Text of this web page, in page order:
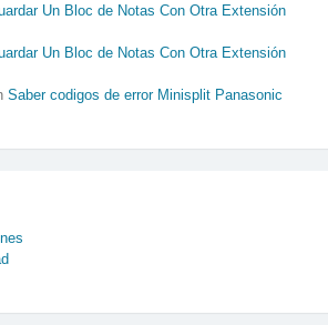
Un Bloc de Notas Con Otra Extensión
Un Bloc de Notas Con Otra Extensión
Saber codigos de error Minisplit Panasonic